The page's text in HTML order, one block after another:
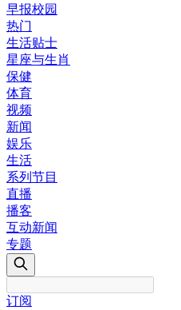
早报校园
热门
生活贴士
星座与生肖
保健
体育
视频
新闻
娱乐
生活
系列节目
直播
播客
互动新闻
专题
订阅